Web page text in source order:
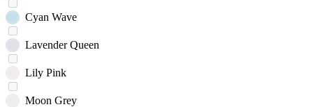
Cyan Wave
Lavender Queen
Lily Pink
Moon Grey